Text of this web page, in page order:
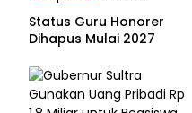
Status Guru Honorer
Dihapus Mulai 2027